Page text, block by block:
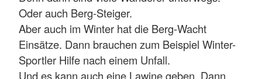
Oder auch Berg-Steiger.
Aber auch im Winter hat die Berg-Wacht
Einsätze. Dann brauchen zum Beispiel Winter-
Sportler Hilfe nach einem Unfall.
Und es kann auch eine Lawine geben. Dann